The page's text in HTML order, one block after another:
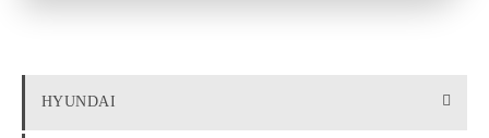
HYUNDAI